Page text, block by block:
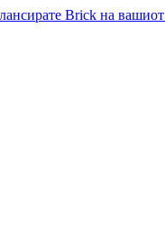
Brick на вашиот